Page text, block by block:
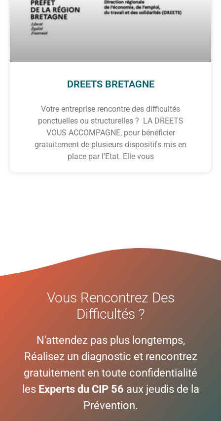
DREETS BRETAGNE
Votre entreprise rencontre des difficultés
ponctuelles ou structurelles ? LA DREETS
VOUS ACCOMPAGNE, pour bénéficier
gratuitement de plusieurs dispositifs mis en
place par l’Etat. Elle vous
Vous Rencontrez Des
Difficultés ?
N'attendez pas plus longtemps,
Réalisez un diagnostic et rencontrez
gratuitement en toute confidentialité
les Experts du CIP 56 aux jeudis de la
Prévention.